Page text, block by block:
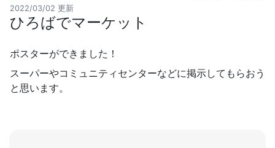
2022/03/02 更新
ひろばでマーケット
ポスターができました！
スーパーやコミュニティセンターなどに掲示してもらおう
と思います。